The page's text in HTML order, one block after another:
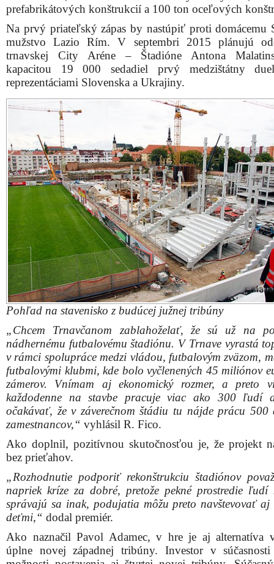
Pohľad na stavenisko z budúcej južnej tribúny
„Chcem Trnavčanom zablahoželať, že sú už na
nádhernému futbalovému štadiónu. V Trnave vyrastá
v rámci spolupráce medzi vládou, futbalovým zväzom,
futbalovými klubmi, kde bolo vyčlenených 45 miliónov
zámerov. Vnímam aj ekonomický rozmer, a preto
každodenne na stavbe pracuje viac ako 300 ľudí
očakávať, že v záverečnom štádiu tu nájde prácu 500
zamestnancov,“vyhlásil R. Fico.
Ako doplnil, pozitívnou skutočnosťou je, že projekt
bez prieťahov.
„Rozhodnutie podporiť rekonštrukciu štadiónov
napriek kríze za dobré, pretože pekné prostredie ľudí
správajú sa inak, podujatia môžu preto navštevovať aj
deťmi,“dodal premiér.
Ako naznačil Pavol Adamec, v hre je aj alternatíva
úplne novej západnej tribúny. Investor v súčasnosti
možnosti postavenia aj štvrtej novej tribúny.
počíta s realizáciou iba troch nových tribún a
pomerne modernej tribúny, do ktorej investovalo
niekoľkými rokmi asi 2 milióny eur.
Náklady na vybudovanie novej západnej tribúny by si
nové náklady v odhadovanej výške od 8 do 10
zvýšila by sa aj celková kapacita štadióna na 30 – tisíc
„Toto by už bola druhá etapa výstavby, ale zatiaľ ide
úvahy. Hľadáme možnosti, aby sme aj západnú tribúnu
infraštruktúrou dobudovali do štandardu ostatných
a uzavreli sme kotol,“uviedol Adamec.
Ďalšie fotorafie: